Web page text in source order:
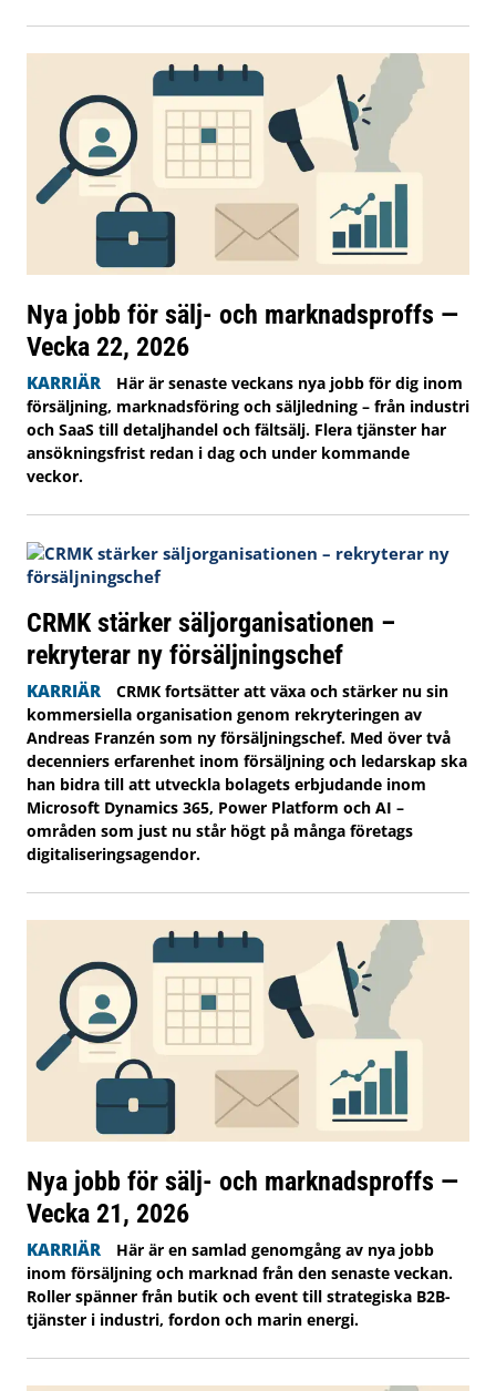
Nya jobb för sälj- och marknadsproffs —
Vecka 22, 2026
KARRIÄR
Här är senaste veckans nya jobb för dig inom
försäljning, marknadsföring och säljledning – från industri
och SaaS till detaljhandel och fältsälj. Flera tjänster har
ansökningsfrist redan i dag och under kommande
veckor.
CRMK stärker säljorganisationen –
rekryterar ny försäljningschef
KARRIÄR
CRMK fortsätter att växa och stärker nu sin
kommersiella organisation genom rekryteringen av
Andreas Franzén som ny försäljningschef. Med över två
decenniers erfarenhet inom försäljning och ledarskap ska
han bidra till att utveckla bolagets erbjudande inom
Microsoft Dynamics 365, Power Platform och AI –
områden som just nu står högt på många företags
digitaliseringsagendor.
Nya jobb för sälj- och marknadsproffs —
Vecka 21, 2026
KARRIÄR
Här är en samlad genomgång av nya jobb
inom försäljning och marknad från den senaste veckan.
Roller spänner från butik och event till strategiska B2B-
tjänster i industri, fordon och marin energi.